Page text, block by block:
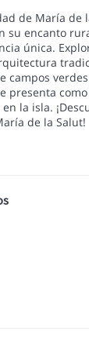
de María de
su encanto
única.
campos
presenta
la isla.
de la Salut!